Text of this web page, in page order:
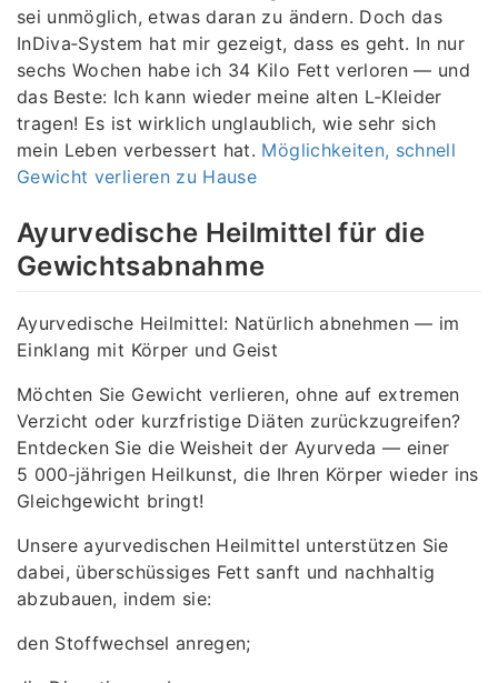
sei unmöglich, etwas daran zu ändern. Doch das
InDiva‑System hat mir gezeigt, dass es geht. In nur
sechs Wochen habe ich 34 Kilo Fett verloren — und
das Beste: Ich kann wieder meine alten L‑Kleider
tragen! Es ist wirklich unglaublich, wie sehr sich
mein Leben verbessert hat. Möglichkeiten, schnell
Gewicht verlieren zu Hause
Ayurvedische Heilmittel für die
Gewichtsabnahme
Ayurvedische Heilmittel: Natürlich abnehmen — im
Einklang mit Körper und Geist
Möchten Sie Gewicht verlieren, ohne auf extremen
Verzicht oder kurzfristige Diäten zurückzugreifen?
Entdecken Sie die Weisheit der Ayurveda — einer
5 000‑jährigen Heilkunst, die Ihren Körper wieder ins
Gleichgewicht bringt!
Unsere ayurvedischen Heilmittel unterstützen Sie
dabei, überschüssiges Fett sanft und nachhaltig
abzubauen, indem sie:
den Stoffwechsel anregen;